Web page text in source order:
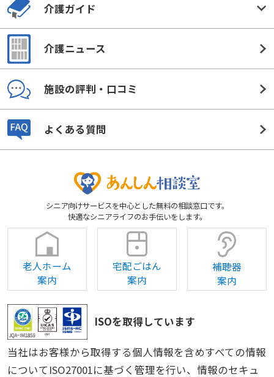
介護ガイド
介護ニュース
施設の評判・口コミ
よくある質問
シニア向けサービスを中心とした無料の相談窓口です。
快適なシニアライフのお手伝いをします。
老人ホーム
案内
宅配ごはん
案内
補聴器
案内
ISOを取得しています
当社はお客様から取得する個人情報を含めすべての情報
についてISO27001に基づく管理を行い、情報のセキュ